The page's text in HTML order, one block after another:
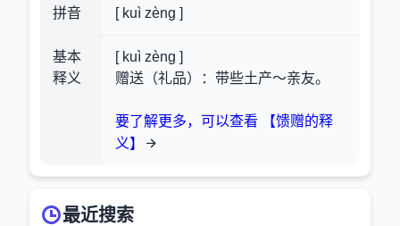
拼音 [ kuì zèng ]
基本
释义
[ kuì zèng ]
赠送（礼品）：带些土产～亲友。
要了解更多，可以查看 【馈赠的释
义】
最近搜索